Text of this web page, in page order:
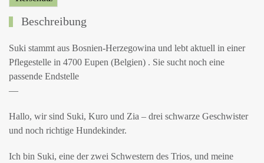
Beschreibung
Suki stammt aus Bosnien-Herzegowina und lebt aktuell in einer
Pflegestelle in 4700 Eupen (Belgien) . Sie sucht noch eine
passende Endstelle
—
Hallo, wir sind Suki, Kuro und Zia – drei schwarze Geschwister
und noch richtige Hundekinder.
Ich bin Suki, eine der zwei Schwestern des Trios, und meine